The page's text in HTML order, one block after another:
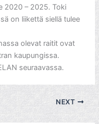
2020 – 2025. Toki
on liikettä siellä tulee
olevat raitit ovat
kaupungissa.
seuraavassa.
NEXT